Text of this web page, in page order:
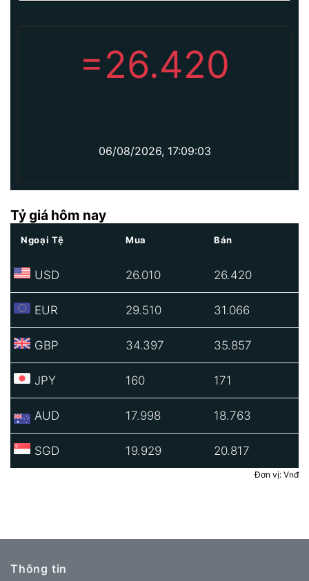
=26.420
06/08/2026, 17:09:03
Tỷ giá hôm nay
Ngoại Tệ Mua Bán
USD 26.010 26.420
EUR 29.510 31.066
GBP 34.397 35.857
JPY 160 171
AUD 17.998 18.763
SGD 19.929 20.817
Đơn vị: Vnđ
Thông tin